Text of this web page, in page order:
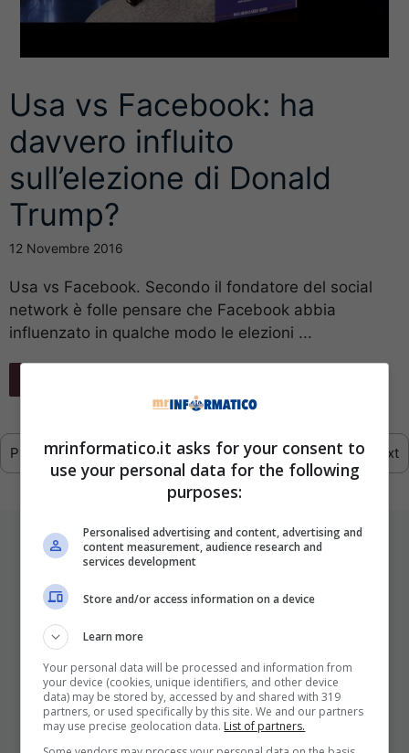
Usa vs Facebook: ha
davvero influito
sull’elezione di Donald
Trump?
12 Novembre 2016
Usa vs Facebook. Secondo il fondatore del social
network è folle pensare che Facebook abbia
influenzato in qualche modo le elezioni ...
Previous 1 2 3 4 … 293 Next
ULTIMI ARTICOLI
I Pro E I Contro Di Una Nuova Moda
mrinformatico.it asks for your consent to
use your personal data for the following
purposes:
Personalised advertising and content, advertising and
content measurement, audience research and
services development
Store and/or access information on a device
Learn more
Your personal data will be processed and information from
your device (cookies, unique identifiers, and other device
data) may be stored by, accessed by and shared with 319
partners, or used specifically by this site. We and our partners
may use precise geolocation data. List of partners.